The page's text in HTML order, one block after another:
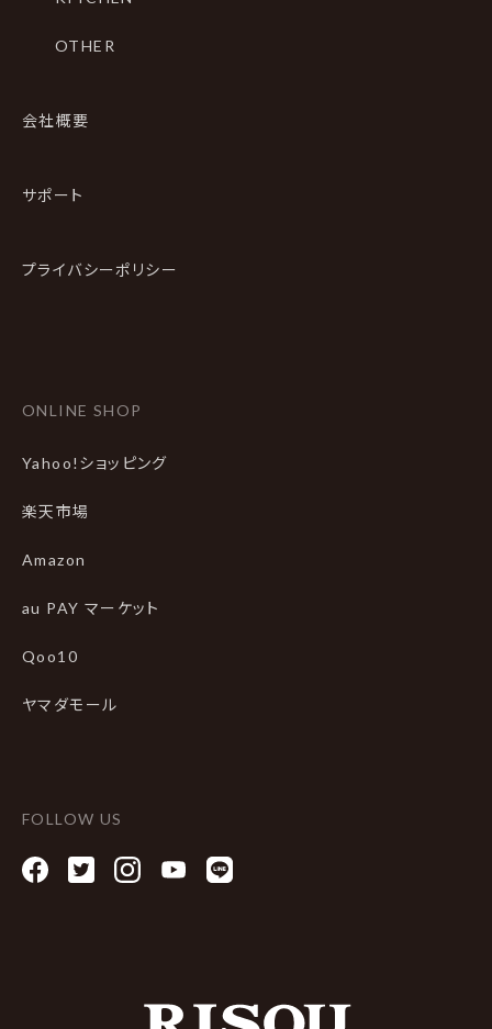
OTHER
会社概要
サポート
プライバシーポリシー
ONLINE SHOP
Yahoo!ショッピング
楽天市場
Amazon
au PAY マーケット
Qoo10
ヤマダモール
FOLLOW US